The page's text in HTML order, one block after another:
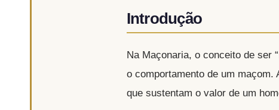
Introdução
Na Maçonaria, o conceito de ser
o comportamento de um maçom.
que sustentam o valor de um